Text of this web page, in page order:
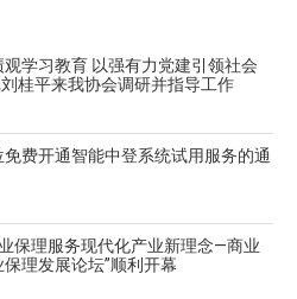
学习教育 以强有力党建引领社会
桂平来我协会调研并指导工作
免费开通智能中登系统试用服务的通
保理服务现代化产业新理念—商业
理发展论坛”顺利开幕